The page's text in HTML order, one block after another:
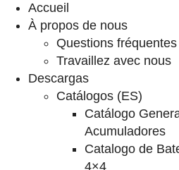
Accueil
À propos de nous
Questions fréquentes
Travaillez avec nous
Descargas
Catálogos (ES)
Catálogo
Acumuladores
Catalogo de
4×4